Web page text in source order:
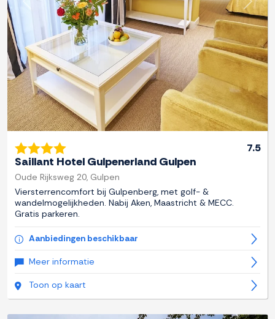
Previous Next
7.5
Saillant Hotel Gulpenerland Gulpen
Oude Rijksweg 20, Gulpen
Viersterrencomfort bij Gulpenberg, met golf- &
wandelmogelijkheden. Nabij Aken, Maastricht & MECC.
Gratis parkeren.
Aanbiedingen beschikbaar
Meer informatie
Toon op kaart